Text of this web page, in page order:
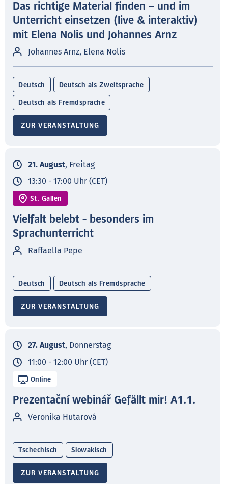
Das richtige Material finden – und im
Unterricht einsetzen (live & interaktiv)
mit Elena Nolis und Johannes Arnz
Johannes Arnz, Elena Nolis
Deutsch Deutsch als Zweitsprache
Deutsch als Fremdsprache
ZUR VERANSTALTUNG
21. August, Freitag
13:30 - 17:00 Uhr (CET)
St. Gallen
Vielfalt belebt - besonders im
Sprachunterricht
Raffaella Pepe
Deutsch Deutsch als Fremdsprache
ZUR VERANSTALTUNG
27. August, Donnerstag
11:00 - 12:00 Uhr (CET)
Online
Prezentační webinář Gefällt mir! A1.1.
Veronika Hutarová
Tschechisch Slowakisch
ZUR VERANSTALTUNG